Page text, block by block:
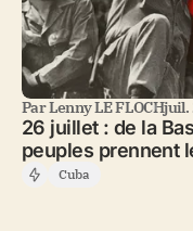
ParLenny LE FLOCHjuil.
26 juillet : de la
peuples prennent
Cuba